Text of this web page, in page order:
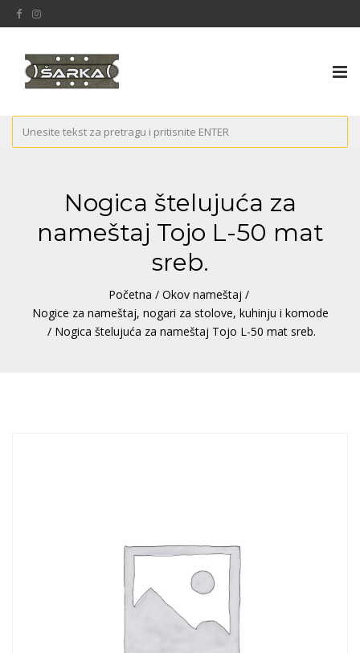
Nogica štelujuća za
nameštaj Tojo L-50 mat
sreb.
Početna / Okov nameštaj /
Nogice za nameštaj, nogari za stolove, kuhinju i komode
/ Nogica štelujuća za nameštaj Tojo L-50 mat sreb.